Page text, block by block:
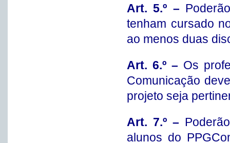
Art. 5.º –
tenham cursado
ao menos duas
Art. 6.º – Os
Comunicação
projeto seja
Art. 7.º –
alunos do